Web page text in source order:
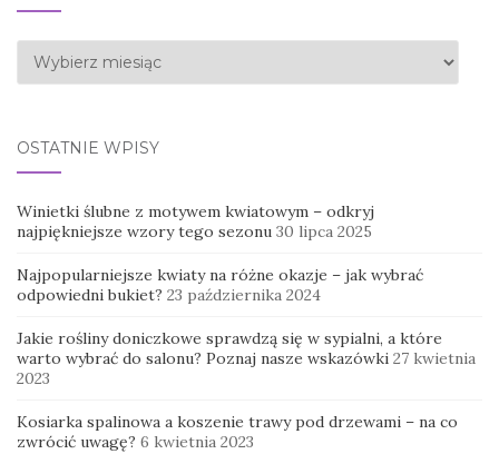
Archiwa
OSTATNIE WPISY
Winietki ślubne z motywem kwiatowym – odkryj
najpiękniejsze wzory tego sezonu 30 lipca 2025
Najpopularniejsze kwiaty na różne okazje – jak wybrać
odpowiedni bukiet? 23 października 2024
Jakie rośliny doniczkowe sprawdzą się w sypialni, a które
warto wybrać do salonu? Poznaj nasze wskazówki 27 kwietnia
2023
Kosiarka spalinowa a koszenie trawy pod drzewami – na co
zwrócić uwagę? 6 kwietnia 2023